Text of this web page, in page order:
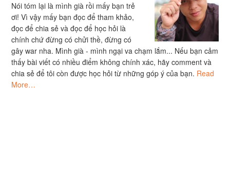
Nói tóm lại là mình già rồi mấy bạn trẻ
ơi! Vì vậy mấy bạn đọc để tham khảo,
đọc để chia sẻ và đọc để học hỏi là
chính chứ đừng có chửi thề, đừng có
gây war nha. Mình già - mình ngại va chạm lắm... Nếu bạn cảm
thấy bài viết có nhiều điểm không chính xác, hãy comment và
chia sẻ để tôi còn được học hỏi từ những góp ý của bạn. Read
More…